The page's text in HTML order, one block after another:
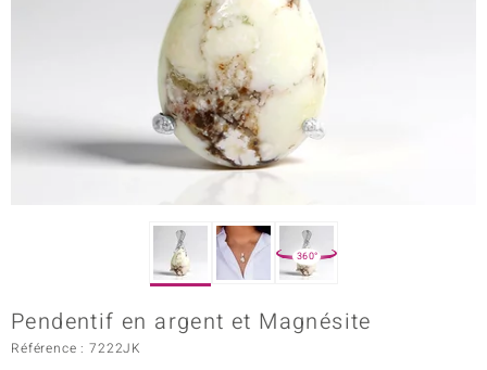
in Berlin
360°
Pendentif en argent et Magnésite
Référence : 7222JK